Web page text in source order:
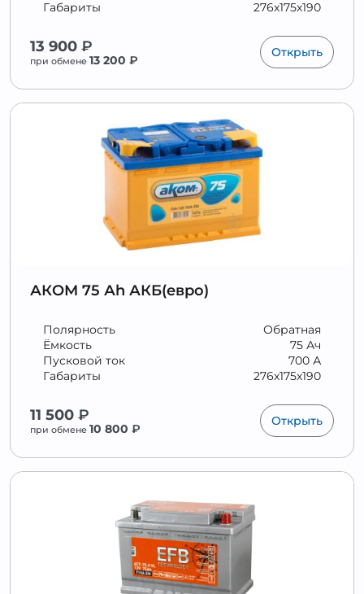
276x175x190
Габариты
13 900 ₽
при обмене 13 200 ₽
Открыть
АКОМ 75 Аh АКБ(евро)
Обратная
Полярность
75 Ач
Ёмкость
700 А
Пусковой ток
276x175x190
Габариты
11 500 ₽
при обмене 10 800 ₽
Открыть